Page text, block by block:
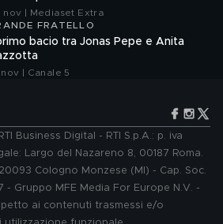
nov | Mediaset Extra
FRATELLO
primo bacio tra Jonas Pepe e Anita
nov | Canale 5
Business Digital - RTI S.p.A.: p. iva
Largo del Nazareno 8, 00187 Roma.
Cologno Monzese (MI) - Cap. Soc.
Gruppo MFE Media For Europe N.V. -
ai contenuti trasmessi e/o